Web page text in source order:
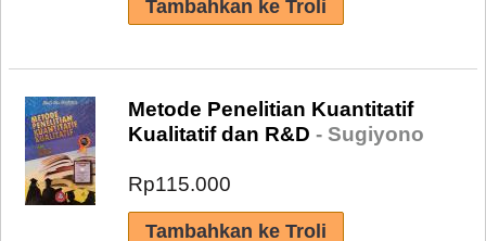
Metode Penelitian Kuantitatif
Kualitatif dan R&D - Sugiyono
Rp115.000